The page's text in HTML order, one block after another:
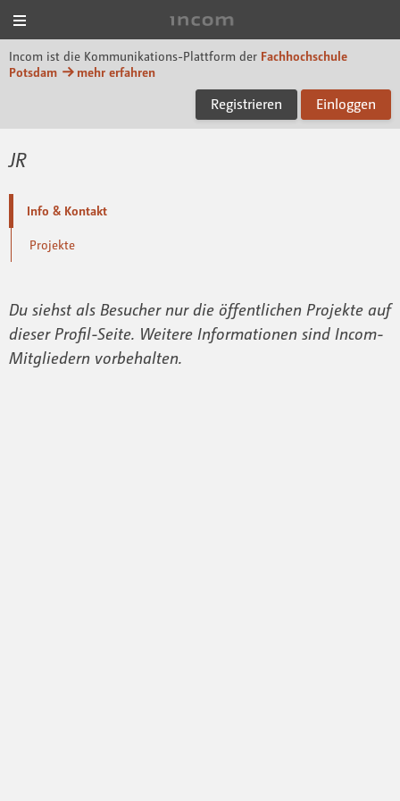
Incom ist die Kommunikations-Plattform der Fachhochschule
Potsdam
mehr erfahren
Registrieren Einloggen
JR
Info & Kontakt
Projekte
Du siehst als Besucher nur die öffentlichen Projekte auf
dieser Profil-Seite. Weitere Informationen sind Incom-
Mitgliedern vorbehalten.